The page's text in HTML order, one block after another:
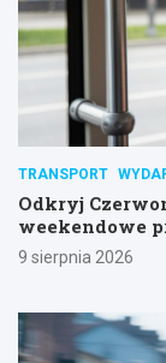
TRANSPORT
Odkryj
weekendowe
9 sierpnia 2026